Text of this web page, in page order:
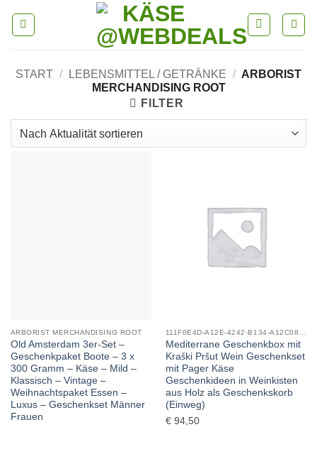
START / LEBENSMITTEL / GETRÄNKE / ARBORIST
MERCHANDISING ROOT
FILTER
ARBORIST MERCHANDISING ROOT
Old Amsterdam 3er-Set –
Geschenkpaket Boote – 3 x
300 Gramm – Käse – Mild –
Klassisch – Vintage –
Weihnachtspaket Essen –
Luxus – Geschenkset Männer
Frauen
Mediterrane Geschenkbox mit
Kraški Pršut Wein Geschenkset
mit Pager Käse
Geschenkideen in Weinkisten
aus Holz als Geschenkskorb
(Einweg)
€94,50